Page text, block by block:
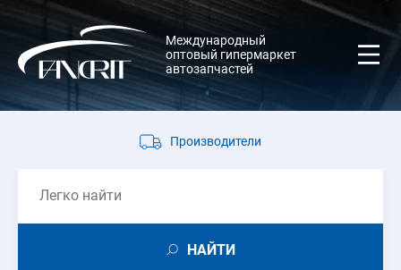
Международный
оптовый гипермаркет
автозапчастей
Производители
НАЙТИ